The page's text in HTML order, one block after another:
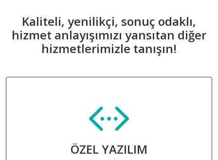
Kaliteli, yenilikçi, sonuç odaklı,
hizmet anlayışımızı yansıtan diğer
hizmetlerimizle tanışın!
ÖZEL YAZILIM